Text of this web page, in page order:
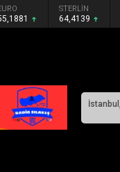
STERLİN
64,4139
İstanbul,